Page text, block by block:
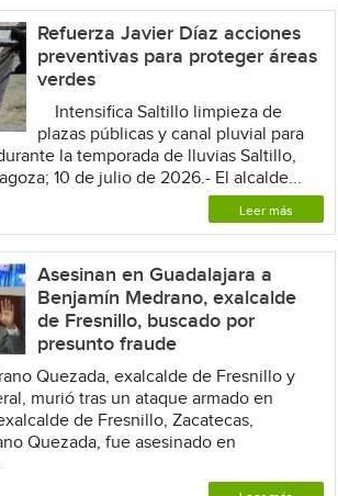
Refuerza Javier Díaz acciones
preventivas para proteger áreas
verdes
Intensifica Saltillo limpieza de
plazas públicas y canal pluvial para
la temporada de lluvias Saltillo,
10 de julio de 2026.- El alcalde...
Leer más
Asesinan en Guadalajara a
Benjamín Medrano, exalcalde
de Fresnillo, buscado por
presunto fraude
Quezada, exalcalde de Fresnillo y
murió tras un ataque armado en
de Fresnillo, Zacatecas,
Quezada, fue asesinado en